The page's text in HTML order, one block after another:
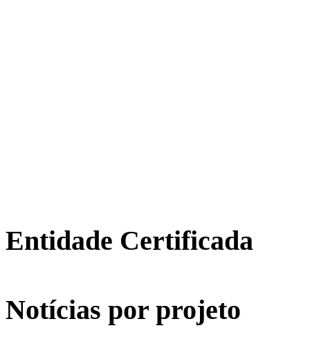
Entidade Certificada
Notícias por projeto